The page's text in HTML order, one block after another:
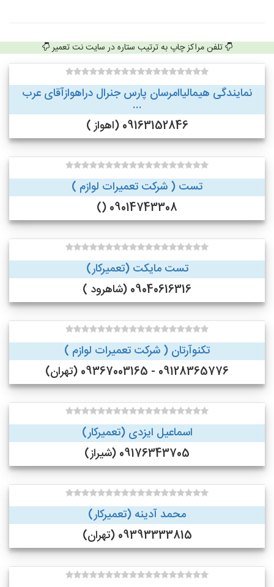
تلفن مراکز چاپ به ترتیب ستاره در سایت نت تعمیر
نمایندگی هیمالیاامرسان پارس جنرال دراهوازآقای عرب
...
09163152846 (اهواز )
تست ( شرکت تعمیرات لوازم )
09014743308 ()
تست مایکت (تعمیرکار)
09040616316 (شاهرود )
تکنوآرتان ( شرکت تعمیرات لوازم )
09128365776 - 09367003165 (تهران)
اسماعیل ایزدی (تعمیرکار)
09176343705 (شیراز)
محمد آدینه (تعمیرکار)
09393333815 (تهران)